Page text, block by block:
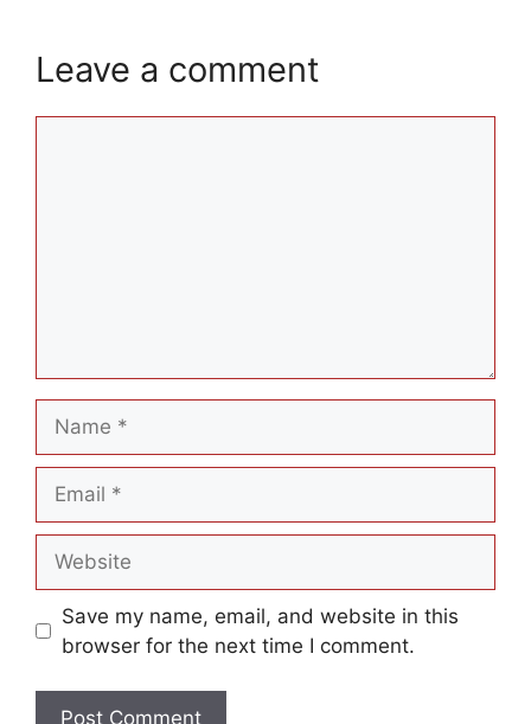
Leave a comment
Save my name, email, and website in this
browser for the next time I comment.